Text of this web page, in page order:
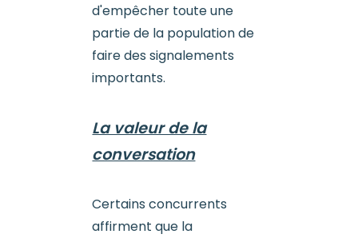
d'empêcher toute une
partie de la population de
faire des signalements
importants.
La valeur de la
conversation
Certains concurrents
affirment que la